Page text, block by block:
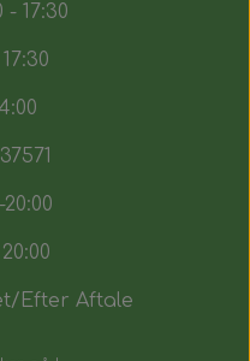
- 17:30
Efter Aftale